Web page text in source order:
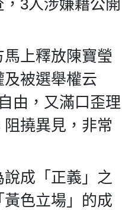
3人涉嫌藉公開
上釋放陳寶瑩
被選舉權云
由，又滿口歪理
撓異見，非常
成「正義」之
色立場」的成